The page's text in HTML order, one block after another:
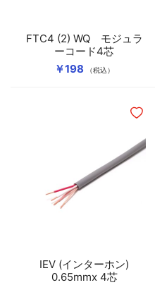
￥198 （税込）
FTC4 (2) WQ モジュラ
ーコード4芯
IEV (インターホン)
0.65mmx 4芯
ほし